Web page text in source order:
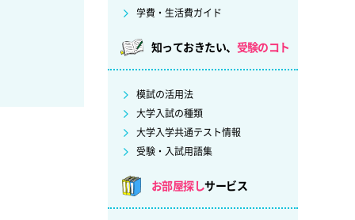
学費・生活費ガイド
知っておきたい、 受験のコト
模試の活用法
大学入試の種類
大学入学共通テスト情報
受験・入試用語集
お部屋探しサービス